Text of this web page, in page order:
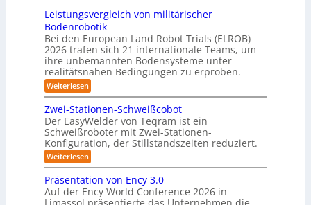
6m
3
D
-
S
t
e
r
e
o
-
K
a
m
e
r
u
t
t
l
e
-
S
y
s
t
e
m
f
ü
r
Leistungsvergleich von militärischer
Bodenrobotik
Bei den European Land Robot Trials (ELROB)
2026 trafen sich 21 internationale Teams, um
ihre unbemannten Bodensysteme unter
realitätsnahen Bedingungen zu erproben.
Weiterlesen:
L
e
i
s
t
u
n
g
v
e
r
Zwei-Stationen-Schweißcobot
Der EasyWelder von Teqram ist ein
Schweißroboter mit Zwei-Stationen-
Konfiguration, der Stillstandszeiten reduziert.
Weiterlesen:
Z
w
e
i
Präsentation von Ency 3.0
Auf der Ency World Conference 2026 in